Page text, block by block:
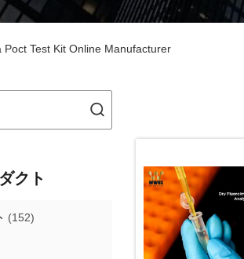
Poct Test Kit Online Manufacturer
クト
(152)